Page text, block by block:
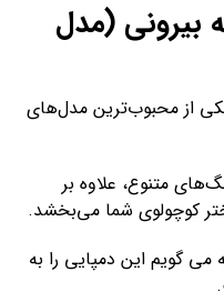
بیرونی (مدل
از محبوب‌ترین مدل‌های
متنوع، علاوه بر
کوچولوی شما می‌بخشد.
می گویم این دمپایی را به